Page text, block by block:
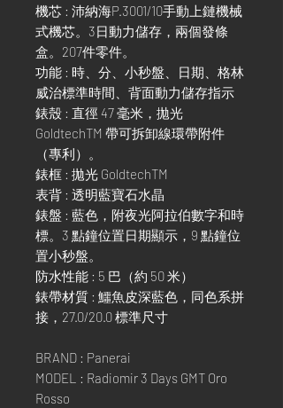
機芯 : 沛納海P.3001/10手動上鏈機械
式機芯。3日動力儲存，兩個發條
盒。207件零件。
功能 : 時、分、小秒盤、日期、格林
威治標準時間、背面動力儲存指示
錶殼 : 直徑 47 毫米，拋光
GoldtechTM 帶可拆卸線環帶附件
（專利）。
錶框 : 拋光 GoldtechTM
表背 : 透明藍寶石水晶
錶盤 : 藍色，附夜光阿拉伯數字和時
標。3 點鐘位置日期顯示，9 點鐘位
置小秒盤。
防水性能 : 5 巴（約 50 米）
錶帶材質 : 鱷魚皮深藍色，同色系拼
接，27.0/20.0 標準尺寸
BRAND : Panerai
MODEL : Radiomir 3 Days GMT Oro
Rosso